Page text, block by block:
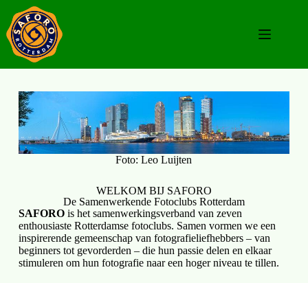
Foto: Leo Luijten
WELKOM BIJ SAFORO
De Samenwerkende Fotoclubs Rotterdam
SAFOROis het samenwerkingsverband van zeven
enthousiaste Rotterdamse fotoclubs. Samen vormen we een
inspirerende gemeenschap van fotografieliefhebbers – van
beginners tot gevorderden – die hun passie delen en elkaar
stimuleren om hun fotografie naar een hoger niveau te tillen.